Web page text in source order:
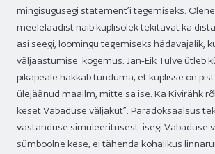
mingisugusegi statement’i tegemiseks.
meelelaadist näib kuplisolek tekitavat ka
asi seegi, loomingu tegemiseks hädavajalik,
väljaastumise kogemus. Jan-Eik Tulve ütleb
pikapeale hakkab tunduma, et kuplisse on
ülejäänud maailm, mitte sa ise. Ka Kivirähk
keset Vabaduse väljakut”. Paradoksaalsus
vastanduse simuleeritusest: isegi Vabaduse
sümboolne kese, ei tähenda kohalikus